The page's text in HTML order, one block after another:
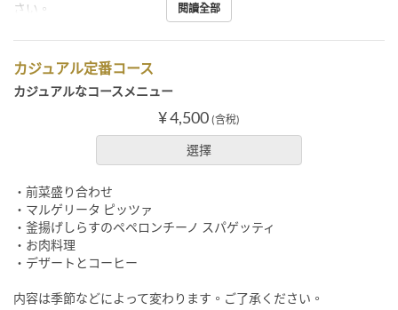
さい。
閱讀全部
カジュアル定番コース
カジュアルなコースメニュー
¥ 4,500 (含稅)
選擇
・前菜盛り合わせ
・マルゲリータ ピッツァ
・釜揚げしらすのペペロンチーノ スパゲッティ
・お肉料理
・デザートとコーヒー
内容は季節などによって変わります。ご了承ください。